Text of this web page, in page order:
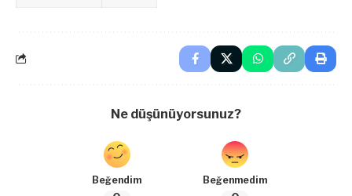
Ne düşünüyorsunuz?
Beğendim Beğenmedim